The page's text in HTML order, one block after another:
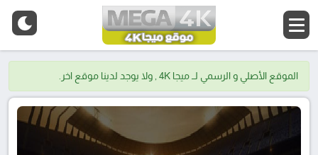
الموقع الأصلي و الرسمي لــ ميجا 4K , ولا يوجد لدينا موقع اخر.